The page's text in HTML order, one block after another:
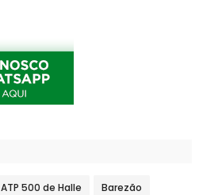
ATP 500 de Halle Barezão